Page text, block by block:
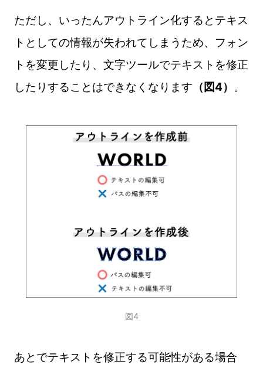
ただし、いったんアウトライン化するとテキス
トとしての情報が失われてしまうため、フォン
トを変更したり、文字ツールでテキストを修正
したりすることはできなくなります （図4） 。
図4
あとでテキストを修正する可能性がある場合